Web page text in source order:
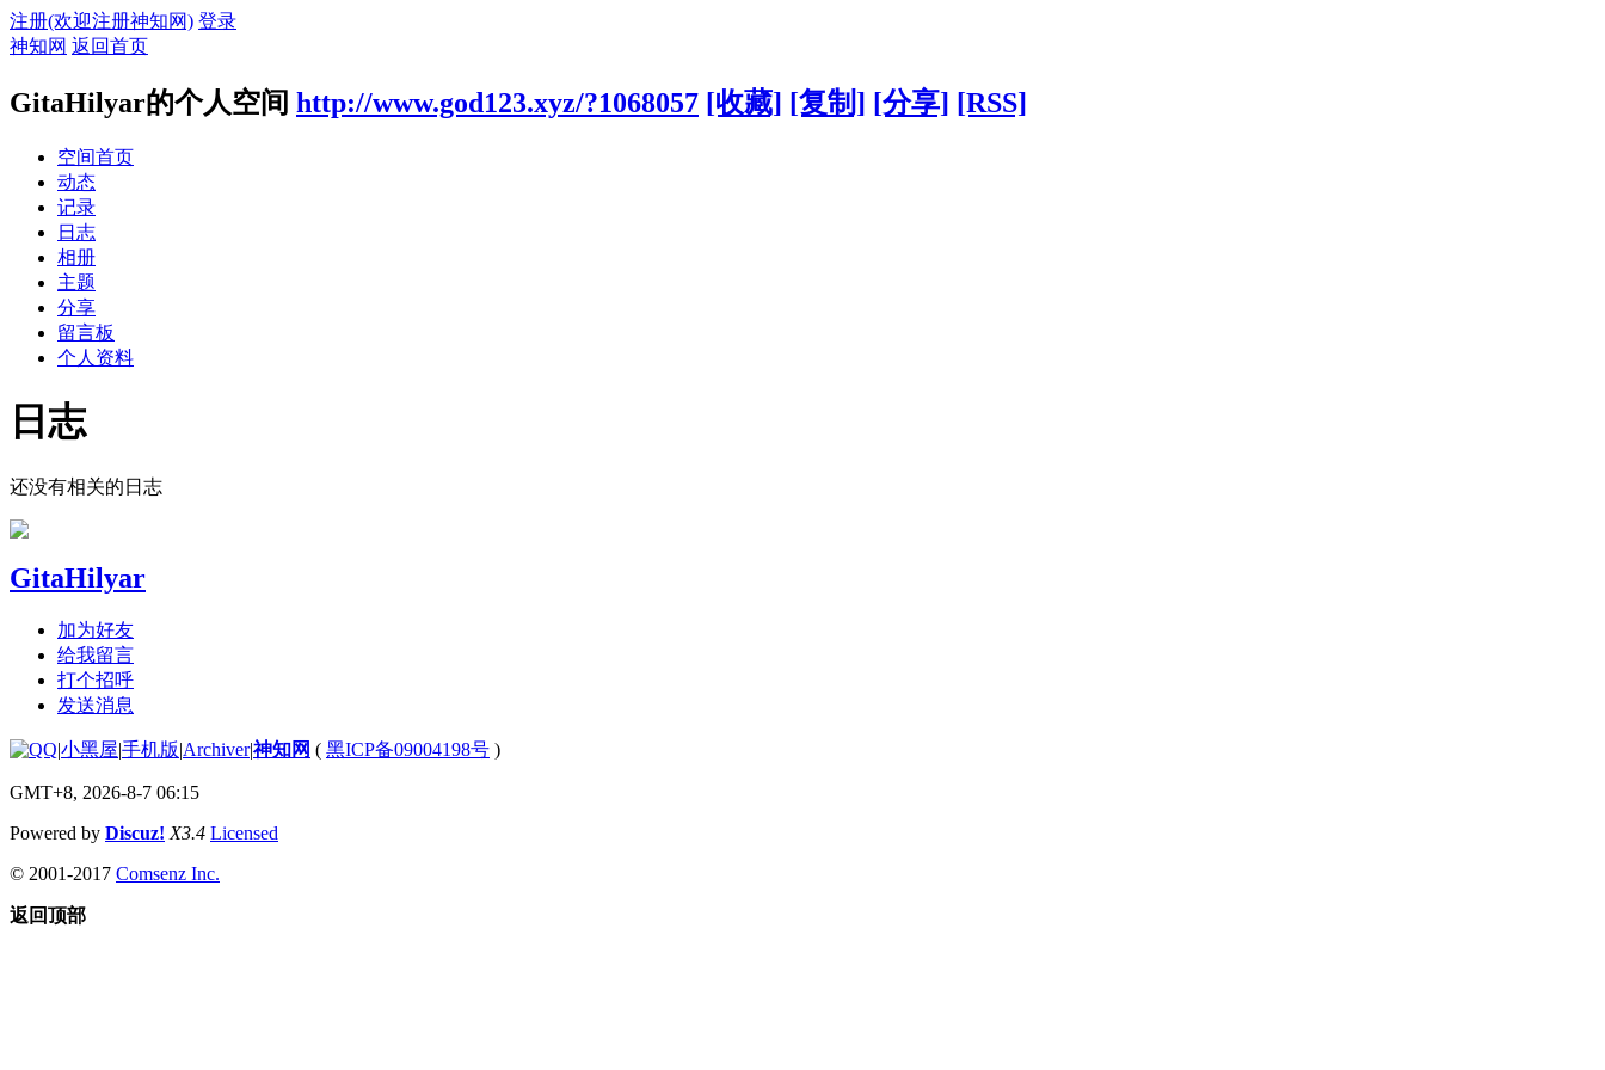
注册(欢迎注册神知网) 登录
神知网 返回首页
GitaHilyar的个人空间 http://www.god123.xyz/?1068057 [收藏] [复制] [分享] [RSS]
空间首页
动态
记录
日志
相册
主题
分享
留言板
个人资料
日志
还没有相关的日志
GitaHilyar
加为好友
给我留言
打个招呼
发送消息
|小黑屋|手机版|Archiver|神知网 ( 黑ICP备09004198号 )
GMT+8, 2026-8-7 06:15
Powered by Discuz! X3.4 Licensed
© 2001-2017 Comsenz Inc.
返回顶部